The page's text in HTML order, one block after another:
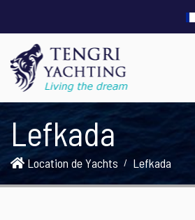
Lefkada
Location de Yachts Lefkada